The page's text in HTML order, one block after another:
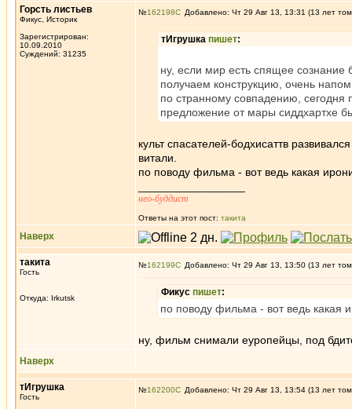
Горсть листьев
Фикус, Историк
Зарегистрирован:
10.09.2010
Суждений: 31235
№162198 Добавлено: Чт 29 Авг 13, 13:31 (13 лет
тИгрушка пишет:
ну, если мир есть спящее сознание
получаем конструкцию, очень
по странному совпадению,
предложение от мары сиддхартхе
культ спасателей-бодхисаттв
витали.
по поводу фильма - вот ведь какая
нео-буддист
Ответы на этот пост: такита
Наверх
такита
Гость
Откуда: Irkutsk
№162199 Добавлено: Чт 29 Авг 13, 13:50 (13 лет
Фикус пишет:
по поводу фильма - вот ведь какая
ну, фильм снимали еуропейцы, под
Наверх
тИгрушка
Гость
№162200 Добавлено: Чт 29 Авг 13, 13:54 (13 лет